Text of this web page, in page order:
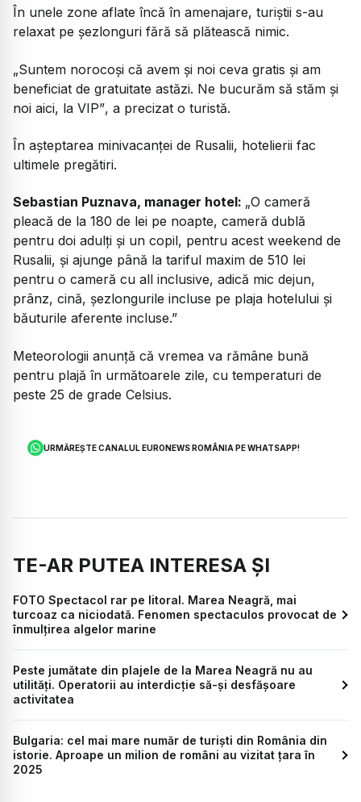
În unele zone aflate încă în amenajare, turiștii s-au
relaxat pe șezlonguri fără să plătească nimic.
„Suntem norocoși că avem și noi ceva gratis și am
beneficiat de gratuitate astăzi. Ne bucurăm să stăm și
noi aici, la VIP”, a precizat o turistă.
În așteptarea minivacanței de Rusalii, hotelierii fac
ultimele pregătiri.
Sebastian Puznava, manager hotel: „O cameră
pleacă de la 180 de lei pe noapte, cameră dublă
pentru doi adulți și un copil, pentru acest weekend de
Rusalii, și ajunge până la tariful maxim de 510 lei
pentru o cameră cu all inclusive, adică mic dejun,
prânz, cină, șezlongurile incluse pe plaja hotelului și
băuturile aferente incluse.”
Meteorologii anunță că vremea va rămâne bună
pentru plajă în următoarele zile, cu temperaturi de
peste 25 de grade Celsius.
URMĂREȘTE CANALUL EURONEWS ROMÂNIA PE WHATSAPP!
TE-AR PUTEA INTERESA ȘI
FOTO Spectacol rar pe litoral. Marea Neagră, mai
turcoaz ca niciodată. Fenomen spectaculos provocat de
înmulțirea algelor marine
Peste jumătate din plajele de la Marea Neagră nu au
utilități. Operatorii au interdicție să-și desfășoare
activitatea
Bulgaria: cel mai mare număr de turiști din România din
istorie. Aproape un milion de români au vizitat țara în
2025